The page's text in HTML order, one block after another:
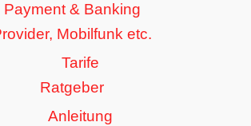
Payment & Banking
Mobilfunk etc.
Tarife
Ratgeber
Anleitung